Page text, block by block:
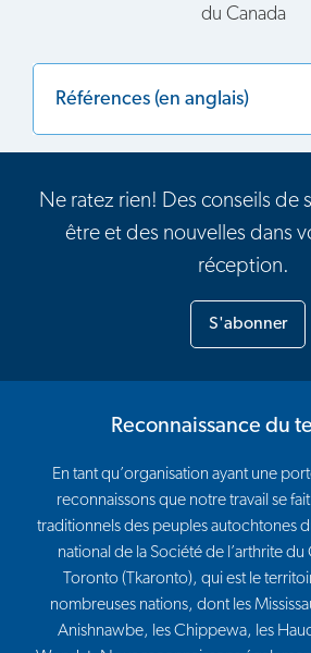
du Canada
Références (en anglais)
Ne ratez rien! Des conseils de
être et des nouvelles dans
réception.
S'abonner
Reconnaissance du
En tant qu’organisation ayant une
reconnaissons que notre travail se
traditionnels des peuples autochtones
national de la Société de l’arthrite du
Toronto (Tkaronto), qui est le
nombreuses nations, dont les
Anishnawbe, les Chippewa, les